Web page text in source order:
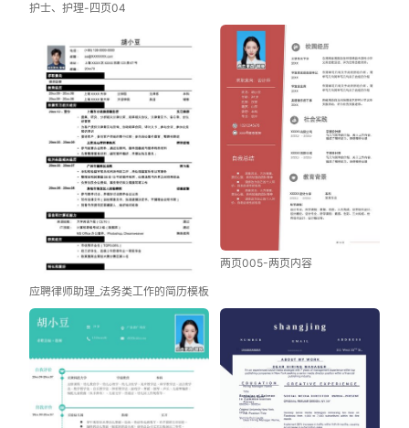
护士、护理-四页04
应聘律师助理_法务类工作的简历模板
两页005-两页内容